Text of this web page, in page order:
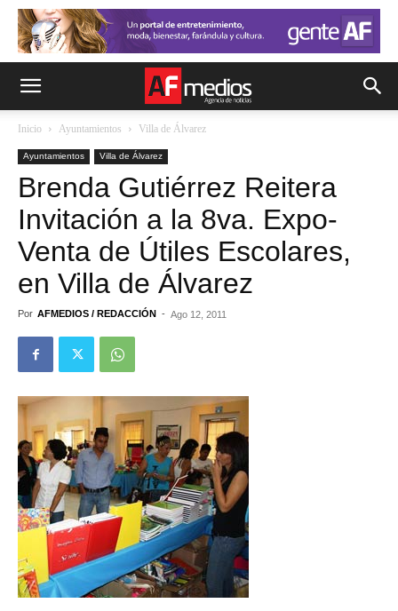
Inicio Ayuntamientos Villa de Álvarez
Ayuntamientos Villa de Álvarez
Brenda Gutiérrez Reitera
Invitación a la 8va. Expo-
Venta de Útiles Escolares,
en Villa de Álvarez
Por AFMEDIOS / REDACCIÓN - Ago 12, 2011